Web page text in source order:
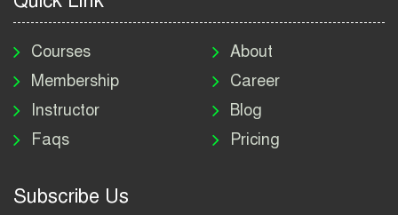
নিয়োগ বিজ্ঞপ্তি ২০২৬ | DNC
Job Circular 2026
পাসপোর্ট করতে কি কি লাগে
২০২৬ | ই-পাসপোর্ট আবেদন ও
Courses
Membership
Instructor
Faqs
About
Career
Blog
Pricing
Subscribe Us